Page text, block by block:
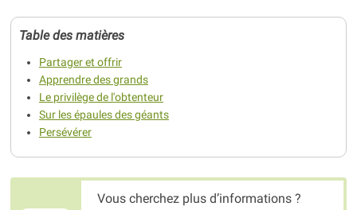
Table des matières
Partager et offrir
Apprendre des grands
Le privilège de l'obtenteur
Sur les épaules des géants
Persévérer
Vous cherchez plus d’informations ?